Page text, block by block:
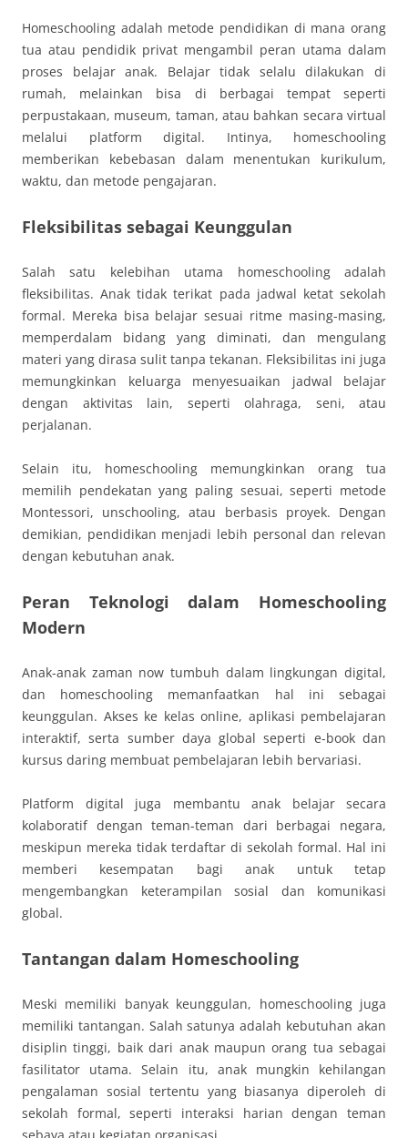
Homeschooling adalah metode pendidikan di mana orang
tua atau pendidik privat mengambil peran utama dalam
proses belajar anak. Belajar tidak selalu dilakukan di
rumah, melainkan bisa di berbagai tempat seperti
perpustakaan, museum, taman, atau bahkan secara virtual
melalui platform digital. Intinya, homeschooling
memberikan kebebasan dalam menentukan kurikulum,
waktu, dan metode pengajaran.
Fleksibilitas sebagai Keunggulan
Salah satu kelebihan utama homeschooling adalah
fleksibilitas. Anak tidak terikat pada jadwal ketat sekolah
formal. Mereka bisa belajar sesuai ritme masing-masing,
memperdalam bidang yang diminati, dan mengulang
materi yang dirasa sulit tanpa tekanan. Fleksibilitas ini juga
memungkinkan keluarga menyesuaikan jadwal belajar
dengan aktivitas lain, seperti olahraga, seni, atau
perjalanan.
Selain itu, homeschooling memungkinkan orang tua
memilih pendekatan yang paling sesuai, seperti metode
Montessori, unschooling, atau berbasis proyek. Dengan
demikian, pendidikan menjadi lebih personal dan relevan
dengan kebutuhan anak.
Peran Teknologi dalam Homeschooling
Modern
Anak-anak zaman now tumbuh dalam lingkungan digital,
dan homeschooling memanfaatkan hal ini sebagai
keunggulan. Akses ke kelas online, aplikasi pembelajaran
interaktif, serta sumber daya global seperti e-book dan
kursus daring membuat pembelajaran lebih bervariasi.
Platform digital juga membantu anak belajar secara
kolaboratif dengan teman-teman dari berbagai negara,
meskipun mereka tidak terdaftar di sekolah formal. Hal ini
memberi kesempatan bagi anak untuk tetap
mengembangkan keterampilan sosial dan komunikasi
global.
Tantangan dalam Homeschooling
Meski memiliki banyak keunggulan, homeschooling juga
memiliki tantangan. Salah satunya adalah kebutuhan akan
disiplin tinggi, baik dari anak maupun orang tua sebagai
fasilitator utama. Selain itu, anak mungkin kehilangan
pengalaman sosial tertentu yang biasanya diperoleh di
sekolah formal, seperti interaksi harian dengan teman
sebaya atau kegiatan organisasi.